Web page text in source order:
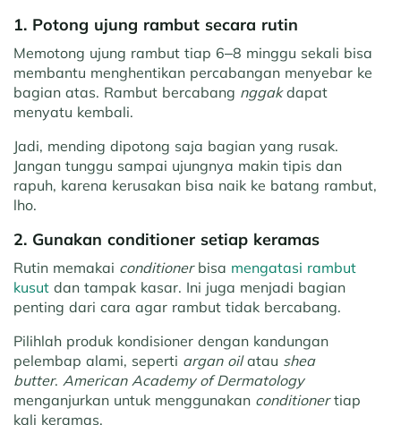
1. Potong ujung rambut secara rutin
Memotong ujung rambut tiap 6–8 minggu sekali bisa
membantu menghentikan percabangan menyebar ke
bagian atas. Rambut bercabang nggakdapat
menyatu kembali.
Jadi, mending dipotong saja bagian yang rusak.
Jangan tunggu sampai ujungnya makin tipis dan
rapuh, karena kerusakan bisa naik ke batang rambut,
lho.
2. Gunakan conditioner setiap keramas
Rutin memakai conditioner bisa mengatasi rambut
kusut dan tampak kasar. Ini juga menjadi bagian
penting dari cara agar rambut tidak bercabang.
Pilihlah produk kondisioner dengan kandungan
pelembap alami, seperti argan oilatau shea
butter. American Academy of Dermatology
menganjurkan untuk menggunakan conditionertiap
kali keramas.